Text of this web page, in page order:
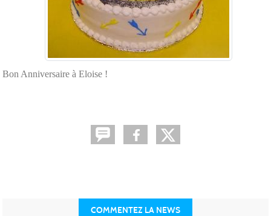
Bon Anniversaire à Eloise !
COMMENTEZ LA NEWS